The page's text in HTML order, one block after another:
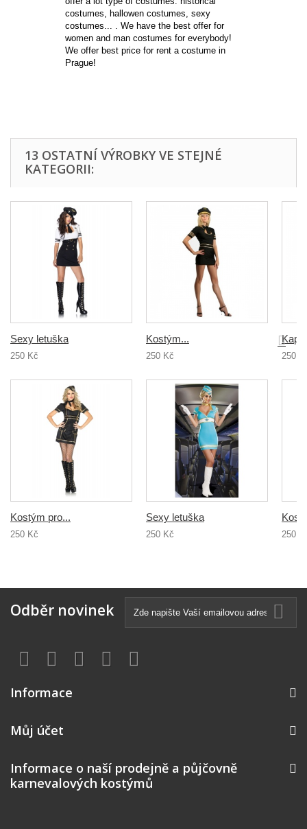
costumes, hallowen costumes , sexy
costumes ... . We have the best offer for
women and man costumes for everybody!
We offer best price for rent a costume in
Prague!
13 OSTATNÍ VÝROBKY VE STEJNÉ
KATEGORII:
Sexy letuška
250 Kč
Kostým pro...
250 Kč
Kostým...
250 Kč
Sexy letuška
250 Kč
250
250
Odběr novinek
Informace
Můj účet
Informace o naší prodejně a půjčovně
karnevalových kostýmů